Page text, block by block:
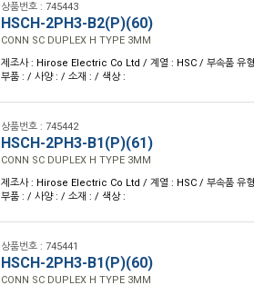
상품번호 : 745443
HSCH-2PH3-B2(P)(60)
CONN SC DUPLEX H TYPE 3MM
제조사 : Hirose Electric Co Ltd / 계열 : HSC / 부속품 유
부품 : / 사양 : / 소재 : / 색상 :
상품번호 : 745442
HSCH-2PH3-B1(P)(61)
CONN SC DUPLEX H TYPE 3MM
제조사 : Hirose Electric Co Ltd / 계열 : HSC / 부속품 유
부품 : / 사양 : / 소재 : / 색상 :
상품번호 : 745441
HSCH-2PH3-B1(P)(60)
CONN SC DUPLEX H TYPE 3MM